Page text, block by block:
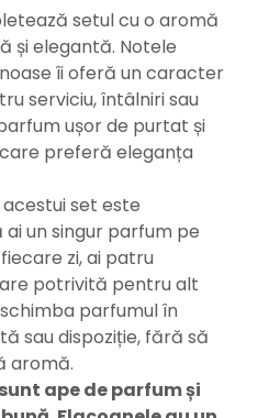
setul cu o aromă
și elegantă. Notele
îi oferă un caracter
serviciu, întâlniri sau
ușor de purtat și
preferă eleganța
set este
un singur parfum pe
zi, ai patru
potrivită pentru alt
parfumul în
sau dispoziție, fără să
aromă.
ape de parfum și